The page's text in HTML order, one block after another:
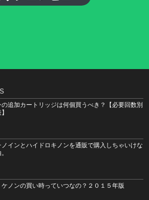
追加カートリッジは何個買うべき？【必要回数別
ノインとハイドロキノンを通販で購入しちゃいけな
ケノンの買い時っていつなの？２０１５年版